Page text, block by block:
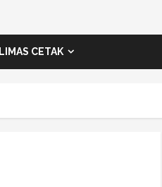
LIMAS CETAK